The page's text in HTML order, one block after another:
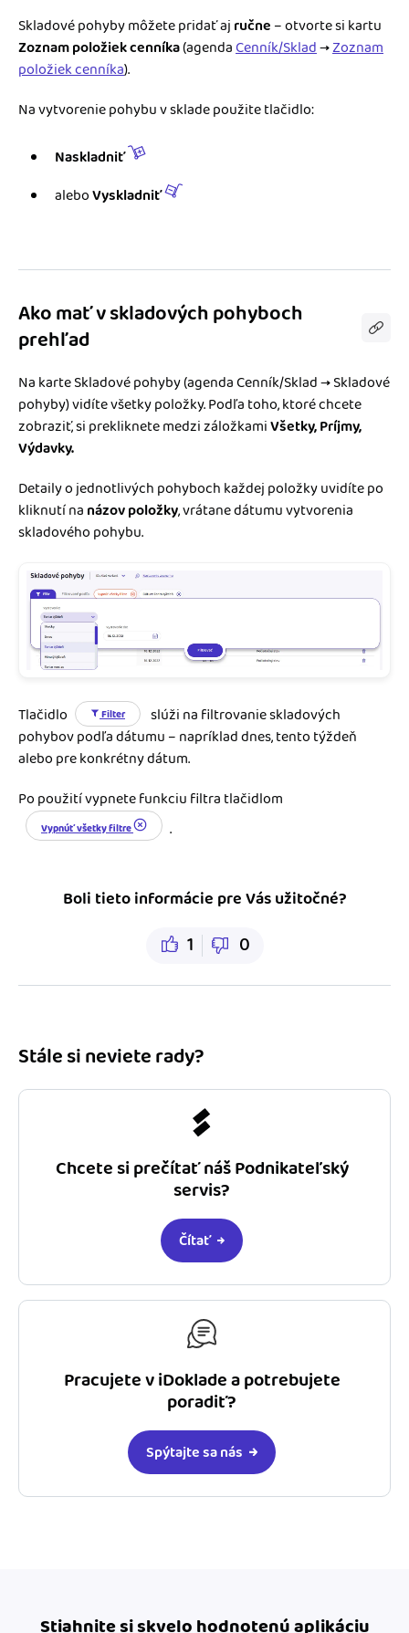
Skladové pohyby môžete pridať aj ručne – otvorte si kartu
Zoznam položiek cenníka(agendaCenník/Sklad→Zoznam
položiek cenníka).
Na vytvorenie pohybu v sklade použite tlačidlo:
Naskladniť
aleboVyskladniť
Ako mať v skladových pohyboch
prehľad
Na karte Skladové pohyby (agenda Cenník/Sklad → Skladové
pohyby) vidíte všetky položky. Podľa toho, ktoré chcete
zobraziť, si prekliknete medzi záložkamiVšetky, Príjmy,
Výdavky.
Detaily o jednotlivých pohyboch každej položky uvidíte po
kliknutí na názov položky, vrátane dátumu vytvorenia
skladového pohybu.
Tlačidlo Filter
slúži na filtrovanie skladových
pohybov podľa dátumu – napríklad dnes, tento týždeň
alebo pre konkrétny dátum.
Po použití vypnete funkciu filtra tlačidlom
Vypnúť všetky filtre .
Boli tieto informácie pre Vás užitočné?
1 0
Stále si neviete rady?
Chcete si prečítať náš Podnikateľský
servis?
Čítať
Pracujete v iDoklade a potrebujete
poradiť?
Spýtajte sa nás
Stiahnite si skvelo hodnotenú aplikáciu